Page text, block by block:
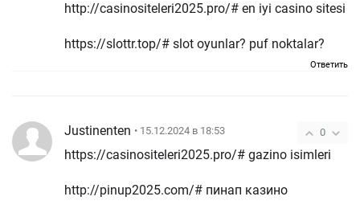
http://casinositeleri2025.pro/# en iyi casino sitesi
https://slottr.top/# slot oyunlar? puf noktalar?
Ответить
0
Justinenten • 15.12.2024 в 18:53
https://casinositeleri2025.pro/# gazino isimleri
http://pinup2025.com/# пинап казино